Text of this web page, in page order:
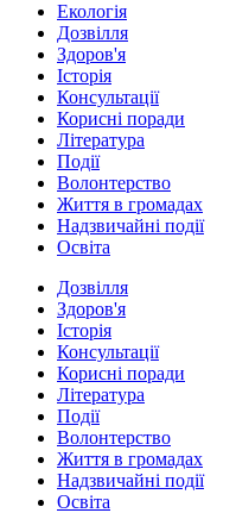
Екологія
Дозвілля
Здоров'я
Історія
Консультації
Корисні поради
Література
Події
Волонтерство
Життя в громадах
Надзвичайні події
Освіта
Дозвілля
Здоров'я
Історія
Консультації
Корисні поради
Література
Події
Волонтерство
Життя в громадах
Надзвичайні події
Освіта